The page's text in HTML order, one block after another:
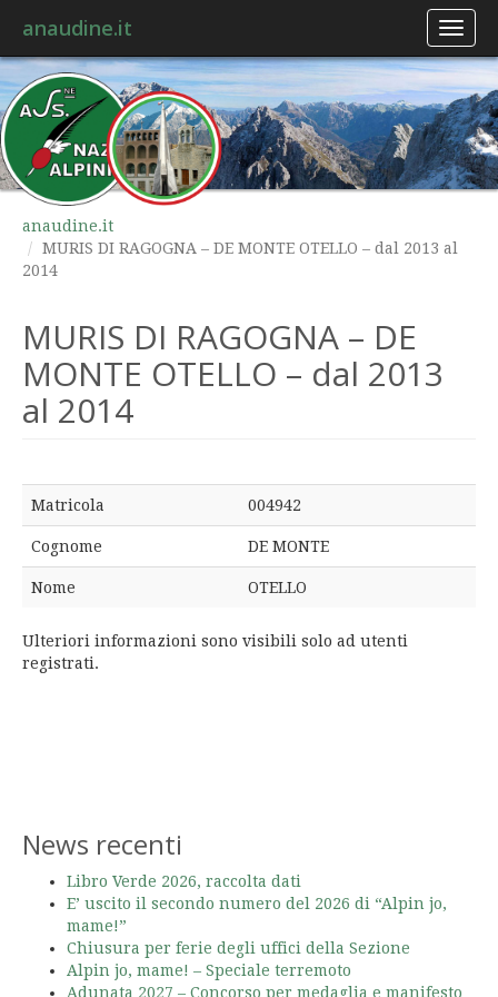
anaudine.it
anaudine.it
MURIS DI RAGOGNA – DE MONTE OTELLO – dal 2013 al
2014
MURIS DI RAGOGNA – DE
MONTE OTELLO – dal 2013
al 2014
Matricola 004942
Cognome DE MONTE
Nome OTELLO
Ulteriori informazioni sono visibili solo ad utenti
registrati.
News recenti
Libro Verde 2026, raccolta dati
E’ uscito il secondo numero del 2026 di “Alpin jo,
mame!”
Chiusura per ferie degli uffici della Sezione
Alpin jo, mame! – Speciale terremoto
Adunata 2027 – Concorso per medaglia e manifesto